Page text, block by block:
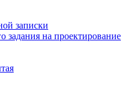
записки
задания на проектирование